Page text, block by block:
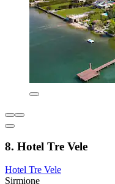
8. Hotel Tre Vele
Hotel Tre Vele
Sirmione